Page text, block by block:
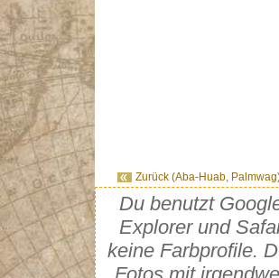
Zurück (Aba-Huab,
Du benutzt
Explorer und
keine Farbprofile.